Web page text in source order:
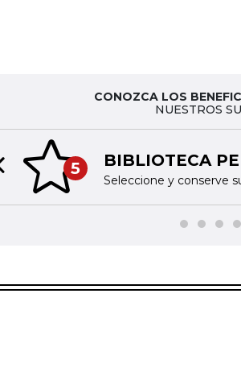
CONOZCA LOS
NUESTROS
5 BIBLIOTECA
Seleccione y conserve
slide